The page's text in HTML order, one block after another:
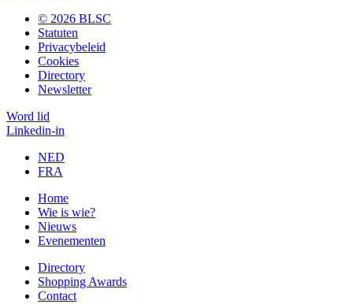
© 2026 BLSC
Statuten
Privacybeleid
Cookies
Directory
Newsletter
Word lid
Linkedin-in
NED
FRA
Home
Wie is wie?
Nieuws
Evenementen
Directory
Shopping Awards
Contact